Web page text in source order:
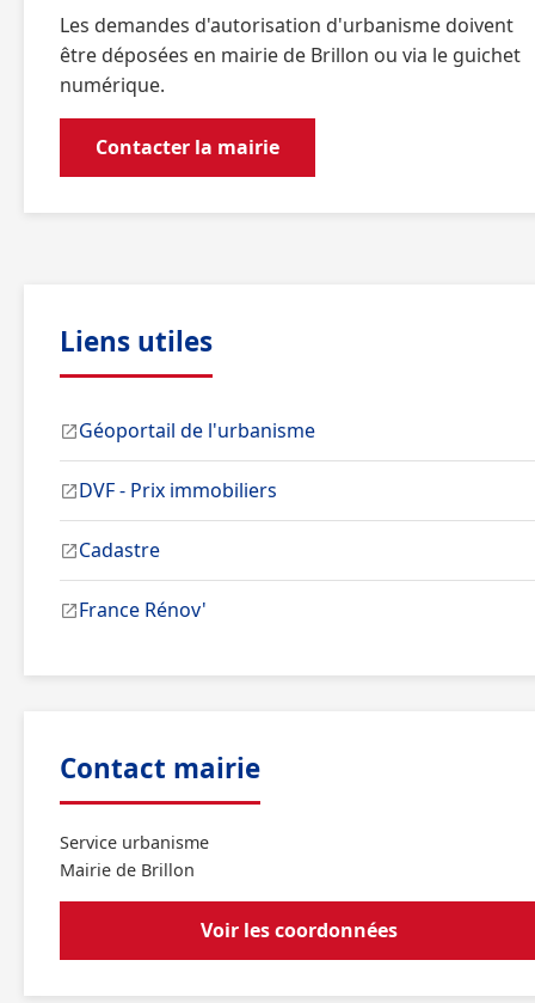
Les demandes d'autorisation d'urbanisme doivent
être déposées en mairie de Brillon ou via le guichet
numérique.
Contacter la mairie
Liens utiles
Géoportail de l'urbanisme
DVF - Prix immobiliers
Cadastre
France Rénov'
Contact mairie
Service urbanisme
Mairie de Brillon
Voir les coordonnées